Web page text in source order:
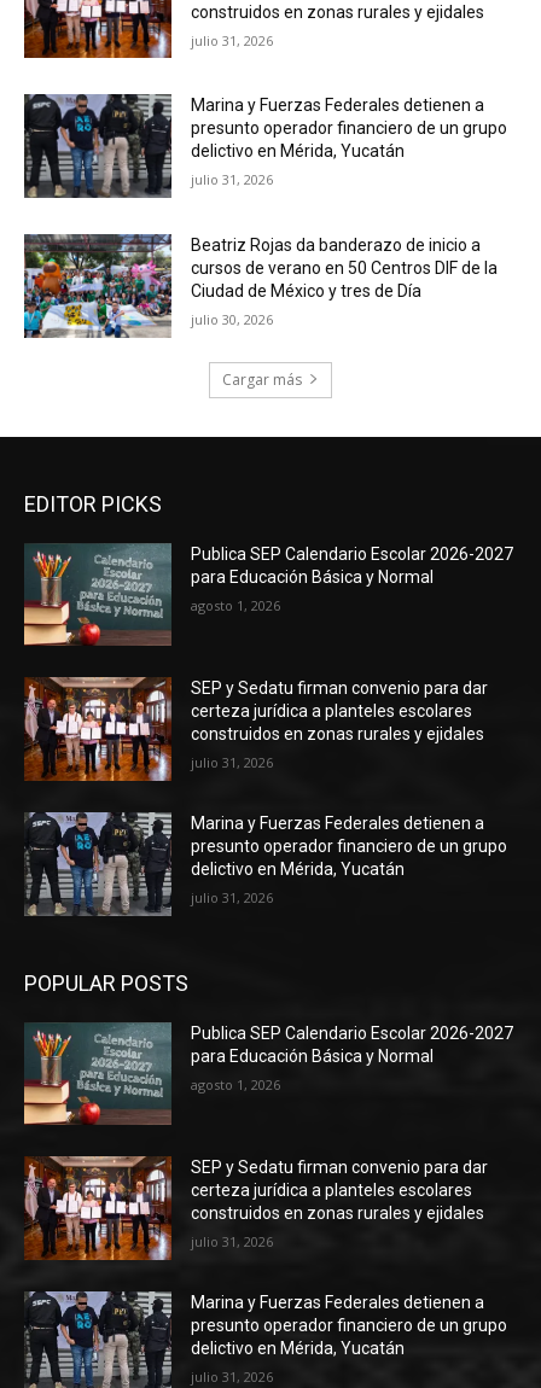
construidos en zonas rurales y ejidales
julio 31, 2026
Marina y Fuerzas Federales detienen a
presunto operador financiero de un grupo
delictivo en Mérida, Yucatán
julio 31, 2026
Beatriz Rojas da banderazo de inicio a
cursos de verano en 50 Centros DIF de la
Ciudad de México y tres de Día
julio 30, 2026
Cargar más
EDITOR PICKS
Publica SEP Calendario Escolar 2026-2027
para Educación Básica y Normal
agosto 1, 2026
SEP y Sedatu firman convenio para dar
certeza jurídica a planteles escolares
construidos en zonas rurales y ejidales
julio 31, 2026
Marina y Fuerzas Federales detienen a
presunto operador financiero de un grupo
delictivo en Mérida, Yucatán
julio 31, 2026
POPULAR POSTS
Publica SEP Calendario Escolar 2026-2027
para Educación Básica y Normal
agosto 1, 2026
SEP y Sedatu firman convenio para dar
certeza jurídica a planteles escolares
construidos en zonas rurales y ejidales
julio 31, 2026
Marina y Fuerzas Federales detienen a
presunto operador financiero de un grupo
delictivo en Mérida, Yucatán
julio 31, 2026